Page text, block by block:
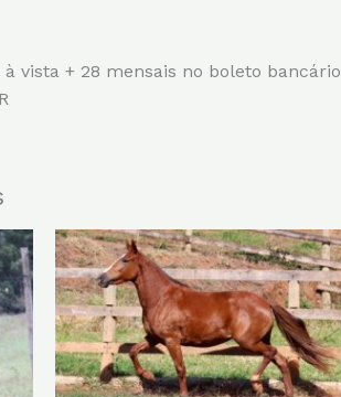
vista + 28 mensais no boleto bancário